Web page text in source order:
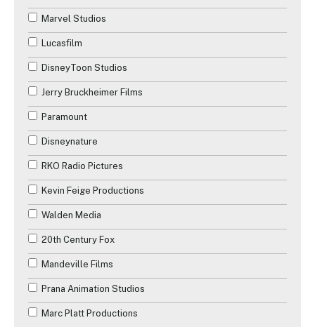
Guerre
Historique
Horreur
Musique
Mystère
Romance
Science-Fiction
Téléfilm
Thriller
Western
Les années 2000
Les années 2010
Les années 2020
Les années 2030
Marvel Studios
Lucasfilm
DisneyToon Studios
Jerry Bruckheimer Films
Paramount
Disneynature
RKO Radio Pictures
Kevin Feige Productions
Walden Media
20th Century Fox
Mandeville Films
Prana Animation Studios
Marc Platt Productions